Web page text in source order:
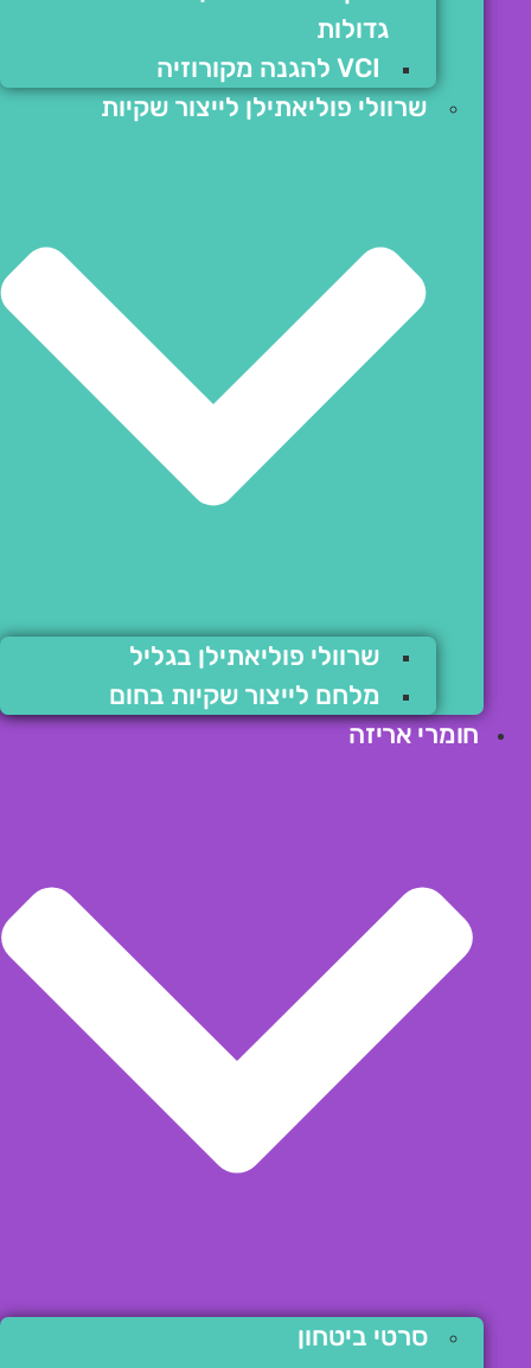
גדולות
VCI להגנה מקורוזיה
שרוולי פוליאתילן לייצור שקיות
שרוולי פוליאתילן בגליל
מלחם לייצור שקיות בחום
חומרי אריזה
סרטי ביטחון